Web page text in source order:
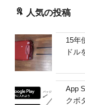
人気の投稿
15年
ドル
App
クボ